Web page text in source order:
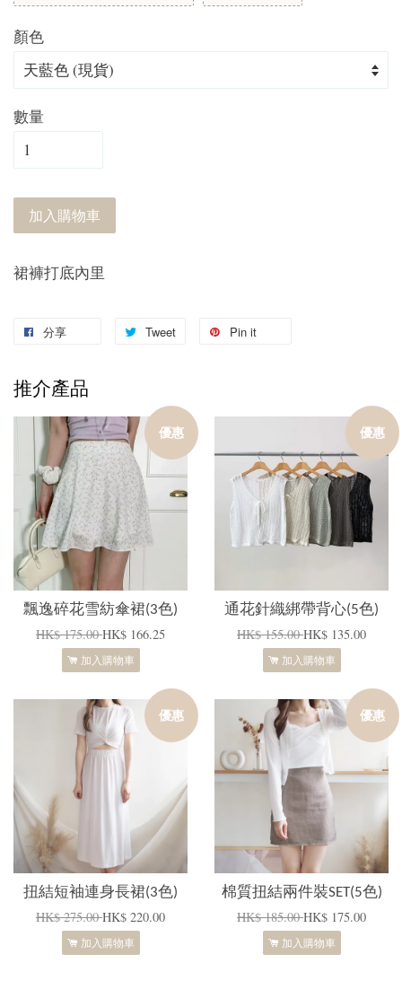
顏色
數量
加入購物車
裙褲打底內里
分享 Tweet Pin it
推介產品
優惠
飄逸碎花雪紡傘裙(3色)
HK$ 175.00HK$ 166.25
加入購物車
優惠
通花針織綁帶背心(5色)
HK$ 155.00HK$ 135.00
加入購物車
優惠
扭結短袖連身長裙(3色)
HK$ 275.00HK$ 220.00
加入購物車
優惠
棉質扭結兩件裝SET(5色)
HK$ 185.00HK$ 175.00
加入購物車